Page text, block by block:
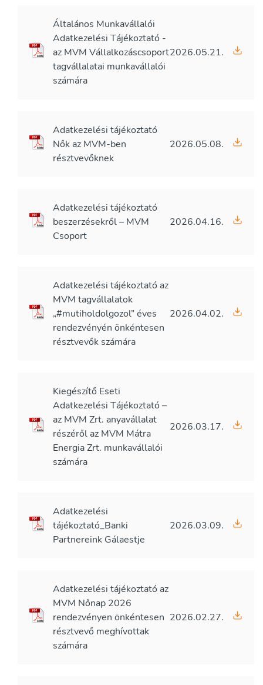
Általános Munkavállalói
Adatkezelési Tájékoztató -
az MVM Vállalkozáscsoport
tagvállalatai munkavállalói
számára
2026.05.21.
Adatkezelési tájékoztató
Nők az MVM-ben
résztvevőknek
2026.05.08.
Adatkezelési tájékoztató
beszerzésekről – MVM
Csoport
2026.04.16.
Adatkezelési tájékoztató az
MVM tagvállalatok
„#mutiholdolgozol” éves
rendezvényén önkéntesen
résztvevők számára
2026.04.02.
Kiegészítő Eseti
Adatkezelési Tájékoztató –
az MVM Zrt. anyavállalat
részéről az MVM Mátra
Energia Zrt. munkavállalói
számára
2026.03.17.
Adatkezelési
tájékoztató_Banki
Partnereink Gálaestje
2026.03.09.
Adatkezelési tájékoztató az
MVM Nőnap 2026
rendezvényen önkéntesen
résztvevő meghívottak
számára
2026.02.27.